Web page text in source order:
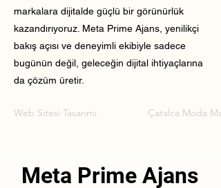
markalara dijitalde güçlü bir görünürlük
kazandırıyoruz. Meta Prime Ajans, yenilikçi
bakış açısı ve deneyimli ekibiyle sadece
bugünün değil, geleceğin dijital ihtiyaçlarına
da çözüm üretir.
Web Sitesi Tasarımı Çatalca Moda
Meta Prime Ajans